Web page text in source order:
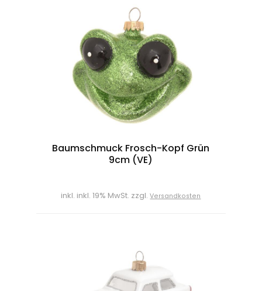
Baumschmuck Frosch-Kopf Grün
9cm (VE)
inkl. inkl. 19% MwSt. zzgl.Versandkosten